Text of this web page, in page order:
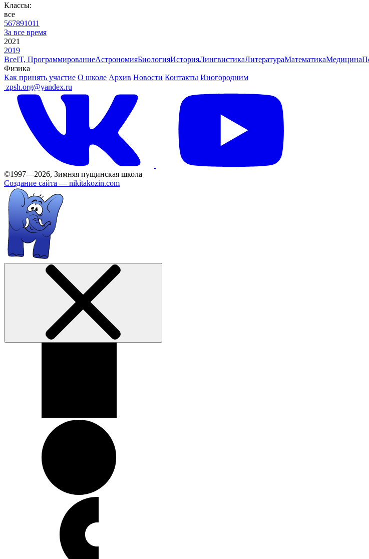
Классы:
все
567891011
За все время
2021
2019
ВсеIT, ПрограммированиеАстрономияБиологияИсторияЛингвистикаЛитератураМатематикаМедицина
Физика
Как принять участие О школе Архив Новости Контакты Иногородним
zpsh.org@yandex.ru
©1997—2026, Зимняя пущинская школа
Создание сайта — nikitakozin.com